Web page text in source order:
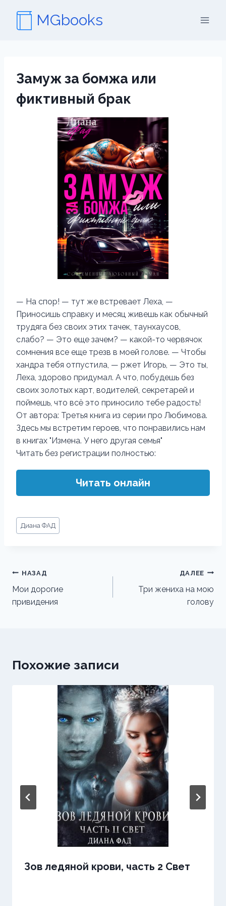
содержимому
MGbooks
Замуж за бомжа или
фиктивный брак
— На спор! — тут же встревает Леха, —
Приносишь справку и месяц живешь как обычный
трудяга без своих этих тачек, таунхаусов,
слабо? — Это еще зачем? — какой-то червячок
сомнения все еще трезв в моей голове. — Чтобы
хандра тебя отпустила, — ржет Игорь, — Это ты,
Леха, здорово придумал. А что, побудешь без
своих золотых карт, водителей, секретарей и
поймешь, что всё это приносило тебе радость!
От автора: Третья книга из серии про Любимова.
Здесь мы встретим героев, что понравились нам
в книгах "Измена. У него другая семья"
Читать без регистрации полностью:
Читать онлайн
Метки
записи:
Диана ФАД
Навигация
по
записям
НАЗАД
Мои дорогие
привидения
ДАЛЕЕ
Три жениха на мою
голову
Похожие записи
Зов ледяной крови, часть 2 Свет